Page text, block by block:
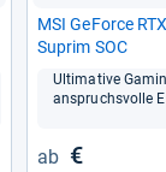
MSI GeForce
Suprim SOC
Ulti­ma­tive
anspruchs­volle
€